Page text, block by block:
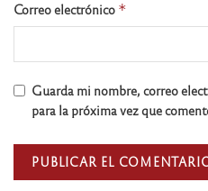
Correo electrónico *
Guarda mi nombre, correo
para la próxima vez que